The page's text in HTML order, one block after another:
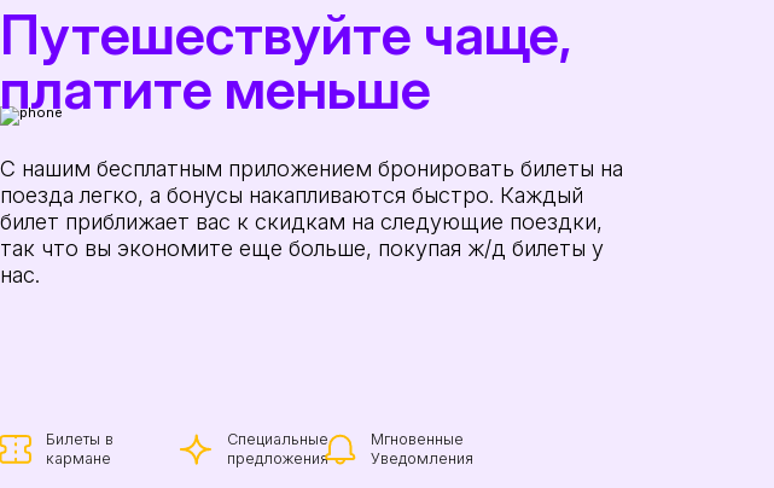
Путешествуйте чаще,
платите меньше
С нашим бесплатным приложением бронировать билеты на
поезда легко, а бонусы накапливаются быстро. Каждый
билет приближает вас к скидкам на следующие поездки,
так что вы экономите еще больше, покупая ж/д билеты у
нас.
Билеты в
кармане
Специальные
предложения
Мгновенные
Уведомления